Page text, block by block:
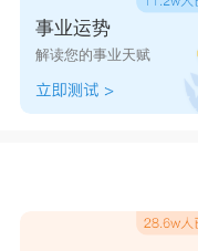
事业运势
解读您的事业天赋